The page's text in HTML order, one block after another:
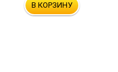
В КОРЗИНУ